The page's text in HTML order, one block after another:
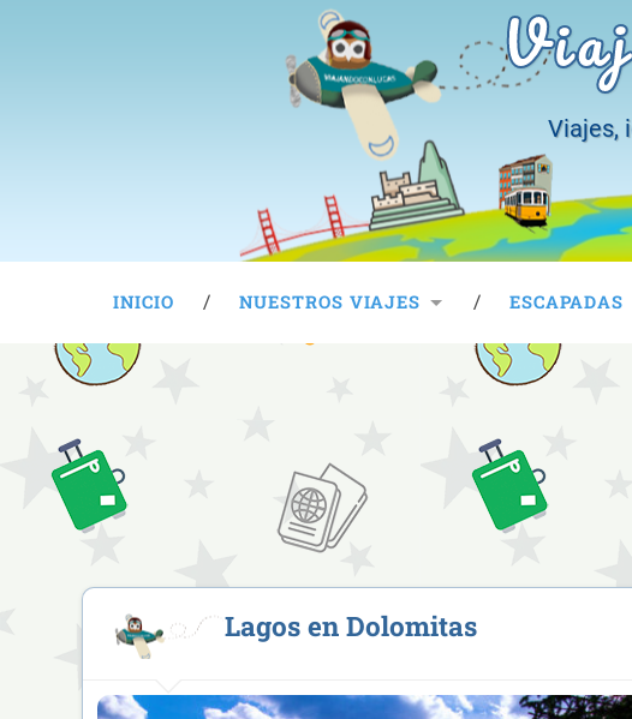
Viajes,
INICIO NUESTROS VIAJES ESCAPADAS
Lagos en Dolomitas